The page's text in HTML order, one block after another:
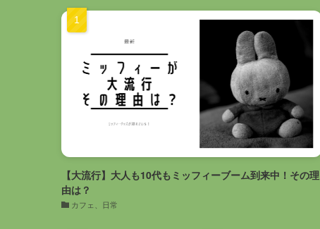
【大流行】大人も10代もミッフィーブーム到来中！その理
由は？
カフェ、日常